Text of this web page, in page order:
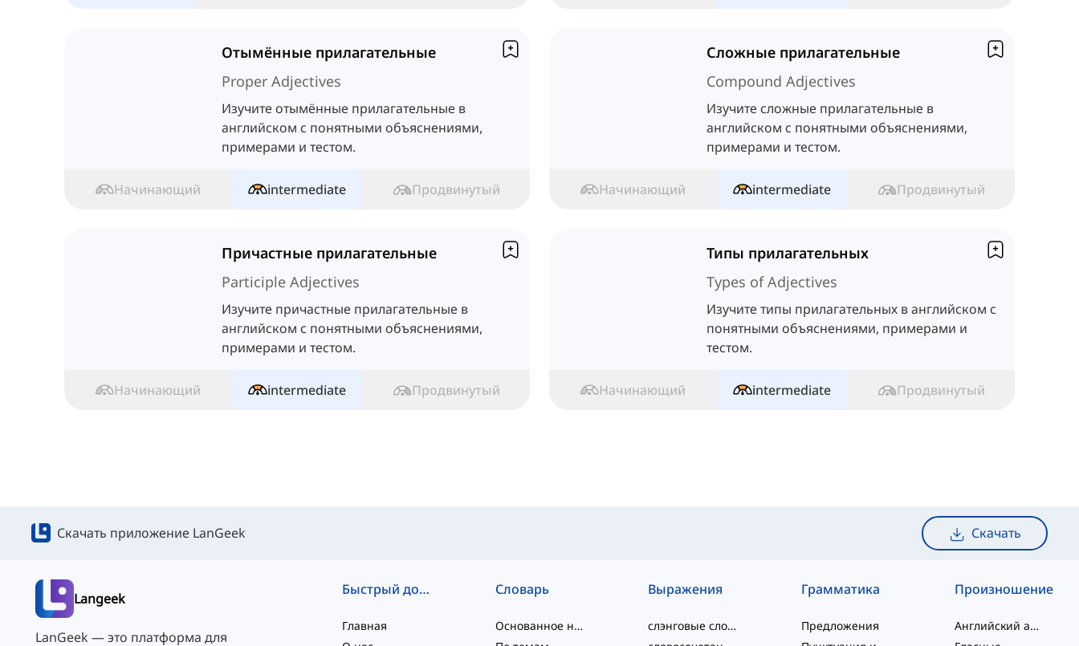
Отымённые прилагательные
Proper Adjectives
Изучите отымённые прилагательные в
английском с понятными объяснениями,
примерами и тестом.
Начинающий intermediate Продвинутый
Сложные прилагательные
Compound Adjectives
Изучите сложные прилагательные в
английском с понятными объяснениями,
примерами и тестом.
Начинающий intermediate Продвинутый
Причастные прилагательные
Participle Adjectives
Изучите причастные прилагательные в
английском с понятными объяснениями,
примерами и тестом.
Начинающий intermediate Продвинутый
Типы прилагательных
Types of Adjectives
Изучите типы прилагательных в английском с
понятными объяснениями, примерами и
тестом.
Начинающий intermediate Продвинутый
Скачать приложение LanGeek Скачать
Langeek
LanGeek — это платформа для
Быстрый доступ
Главная
Словарь
Основанное на уровне
Выражения
слэнговые слова
Грамматика
Предложения
Произношение
Английский алфавит